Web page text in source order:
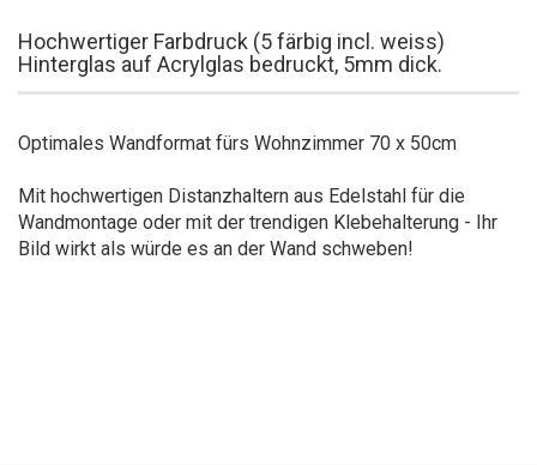
Hochwertiger Farbdruck (5 färbig incl. weiss)
Hinterglas auf Acrylglas bedruckt, 5mm dick.
Optimales Wandformat fürs Wohnzimmer 70 x 50cm
Mit hochwertigen Distanzhaltern aus Edelstahl für die
Wandmontage oder mit der trendigen Klebehalterung - Ihr
Bild wirkt als würde es an der Wand schweben!